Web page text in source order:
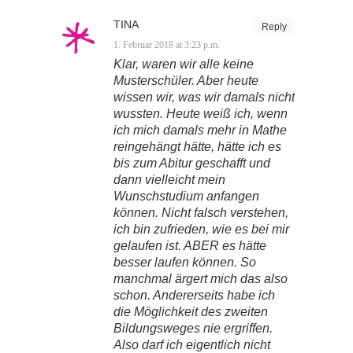
Reply
TINA
1. Februar 2018 at 3:23 p.m.
Klar, waren wir alle keine
Musterschüler. Aber heute
wissen wir, was wir damals nicht
wussten. Heute weiß ich, wenn
ich mich damals mehr in Mathe
reingehängt hätte, hätte ich es
bis zum Abitur geschafft und
dann vielleicht mein
Wunschstudium anfangen
können. Nicht falsch verstehen,
ich bin zufrieden, wie es bei mir
gelaufen ist. ABER es hätte
besser laufen können. So
manchmal ärgert mich das also
schon. Andererseits habe ich
die Möglichkeit des zweiten
Bildungsweges nie ergriffen.
Also darf ich eigentlich nicht